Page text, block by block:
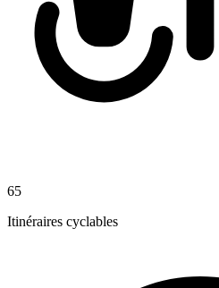
65
Itinéraires cyclables